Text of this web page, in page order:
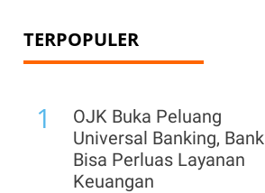
TERPOPULER
1
OJK Buka Peluang
Universal Banking, Bank
Bisa Perluas Layanan
Keuangan